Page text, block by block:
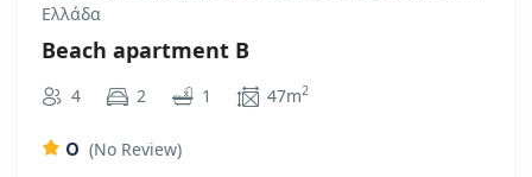
Ελλάδα
Beach apartment B
4 2 1 47m2
0 (No Review)